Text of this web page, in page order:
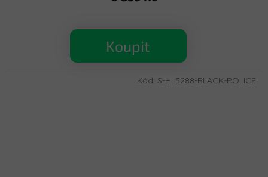
Koupit
Kód: S-HL5288-BLACK-POLICE